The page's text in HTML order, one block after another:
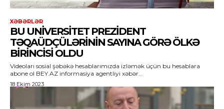
XƏBƏRLƏR
BU UNIVERSITET PREZIDENT
TƏQAÜDÇÜLƏRININ SAYINA GÖRƏ ÖLKƏ
BIRINCISI OLDU
Videoları sosial şəbəkə hesablarımızda izləmək üçün bu hesablara
abone ol BEY.AZ informasiya agentliyi xəbər...
18 Ekim 2023